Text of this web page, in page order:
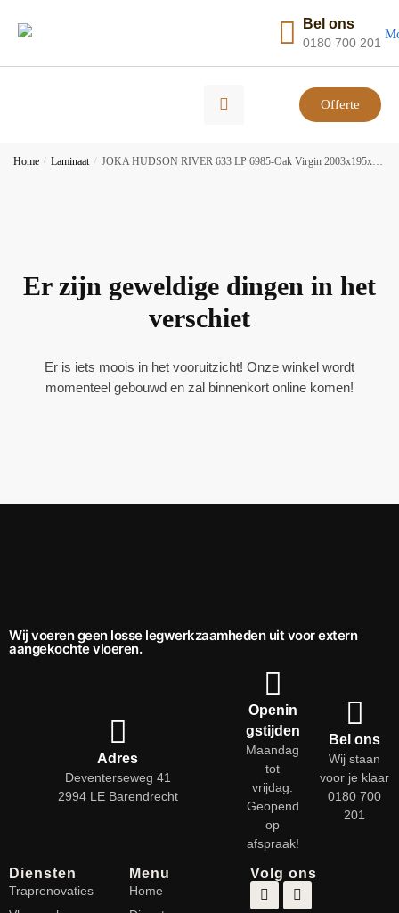
Bel ons
0180 700 201
Offerte
Home / Laminaat / JOKA HUDSON RIVER 633 LP 6985-Oak Virgin 2003x195x8mm | 2,734m²
Er zijn geweldige dingen in het
verschiet
Er is iets moois in het vooruitzicht! Onze winkel wordt
momenteel gebouwd en zal binnenkort online komen!
Wij voeren geen losse legwerkzaamheden uit voor extern
aangekochte vloeren.
Adres
Deventerseweg 41
2994 LE Barendrecht
Openin
gstijden
Maandag
tot
vrijdag:
Geopend
op
afspraak!
Bel ons
Wij staan
voor je klaar
0180 700
201
Diensten
Traprenovaties
Menu
Home
Volg ons